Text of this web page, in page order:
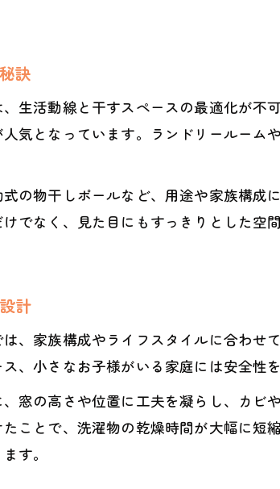
訣
生活動線と干すスペースの最適化が不
気となっています。ランドリールーム
の物干しポールなど、用途や家族構成
でなく、見た目にもすっきりとした空
計
、家族構成やライフスタイルに合わせ
、小さなお子様がいる家庭には安全性
窓の高さや位置に工夫を凝らし、カ
ことで、洗濯物の乾燥時間が大幅に短
す。